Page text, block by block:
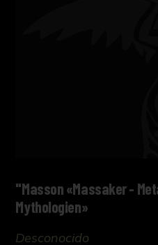
"Masson «Massaker -
Mythologien»
Desconocido